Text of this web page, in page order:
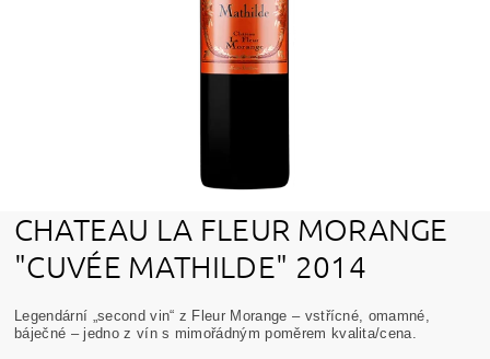
CHATEAU LA FLEUR MORANGE
"CUVÉE MATHILDE" 2014
Legendární „second vin“ z Fleur Morange – vstřícné, omamné,
báječné – jedno z vín s mimořádným poměrem kvalita/cena.